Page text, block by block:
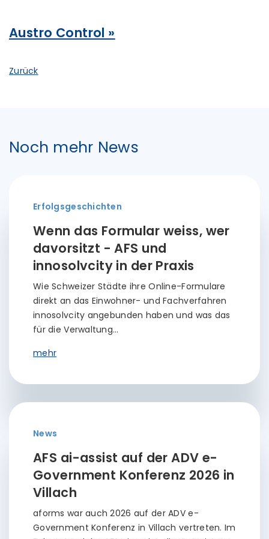
Austro Control »
Zurück
Noch mehr News
Erfolgsgeschichten
Wenn das Formular weiss, wer
davorsitzt - AFS und
innosolvcity in der Praxis
Wie Schweizer Städte ihre Online-Formulare
direkt an das Einwohner- und Fachverfahren
innosolvcity angebunden haben und was das
für die Verwaltung…
mehr
News
AFS ai-assist auf der ADV e-
Government Konferenz 2026 in
Villach
aforms war auch 2026 auf der ADV e-
Government Konferenz in Villach vertreten. Im